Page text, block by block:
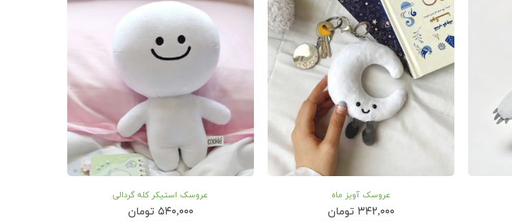
عروسک آویز ماه
۳۴۲,۰۰۰ تومان
عروسک استیکر کله گردالی
۵۴۰,۰۰۰ تومان